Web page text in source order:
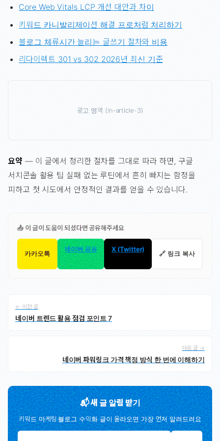
Core Web Vitals LCP 개선 대안과 차이
키워드 카니발리제이션 해결 프로처럼 처리하기
블로그 체류시간 늘리는 글쓰기 절차와 비용
리다이렉트 301 vs 302 2026년 최신 기준
광고 영역 (in-article-3)
요약 — 이 글에서 정리한 절차를 그대로 따라 하면, 구글
서치콘솔 활용 팁 실패 없는 루틴에서 흔히 빠지는 함정을
피하고 첫 시도에서 안정적인 결과를 얻을 수 있습니다.
📤 이 글이 도움이 되셨다면 공유해주세요
카카오톡
네이버 공유 X (Twitter)
🔗 링크 복사
← 이전 글
네이버 트렌드 활용 점검 포인트 7
다음 글 →
네이버 파워링크 가격 책정 방식 한 번에 이해하기
📬 새 글 알림 받기
키워드 마케팅·블로그 수익화 글이 올라오면 가장 먼저 알려드려요